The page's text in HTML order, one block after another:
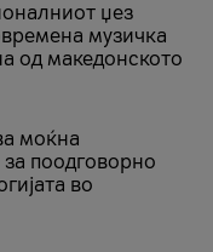
џез
музичка
од македонското
моќна
поодговорно
во